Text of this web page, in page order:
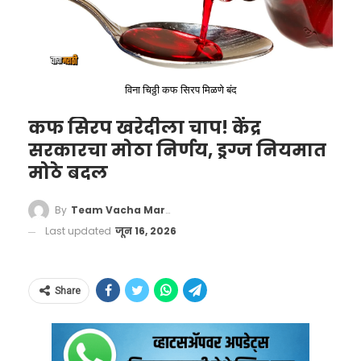
न्यायमूर्ती जे.जे. मुनीर आणि न्यायमूर्ती तरुण
यांच्या खंडपीठाने दिला.
Live-in जोडप्याने दाखल केलेल्या
याचिकेशी संबंधित होते. या जोडप्याने न्यायालयाकडे
संरक्षण मागितले होते कारण त्या महिलेलातिच्या
कुटुंबीयांकडून गंभीर धमक्या मिळत होत्या .
विना चिठ्ठी कफ सिरप मिळणे बंद
कफ सिरप खरेदीला चाप! केंद्र
सरकारचा मोठा निर्णय, ड्रग्ज नियमात
मोठे बदल
By Team Vacha Marathi
Last updated जून 16, 2026
Share